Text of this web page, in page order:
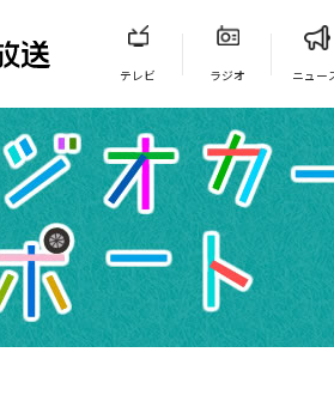
テレビ ラジオ ニュー